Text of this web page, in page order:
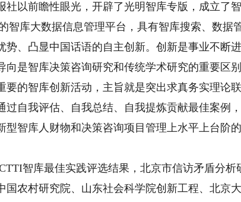
社以前瞻性眼光，开辟了光明智库专版，成立了
智库大数据信息管理平台，具有智库搜索、数据
势、凸显中国话语的自主创新。创新是事业不断
向是智库决策咨询研究和传统学术研究的重要区
要的智库创新活动，主旨就是突出求真务实理论
过自我评估、自我总结、自我提炼贡献最佳案例
型智库人财物和决策咨询项目管理上水平上台阶
智库最佳实践评选结果，北京市信访矛盾分析
国农村研究院、山东社会科学院创新工程、北京